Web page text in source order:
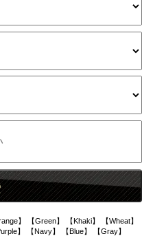
】 【Green】 【Khaki】 【Wheat】
】 【Navy】 【Blue】 【Gray】